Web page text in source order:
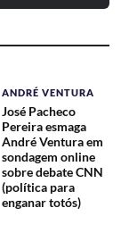
ANDRÉ VENTURA
José Pacheco
Pereira esmaga
André Ventura em
sondagem online
sobre debate CNN
(política para
enganar totós)